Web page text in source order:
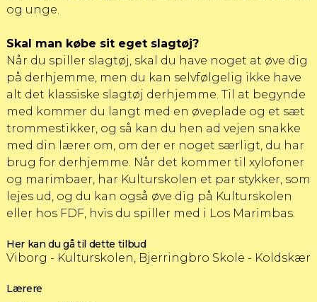
og unge.
Skal man købe sit eget slagtøj?
Når du spiller slagtøj, skal du have noget at øve dig
på derhjemme, men du kan selvfølgelig ikke have
alt det klassiske slagtøj derhjemme. Til at begynde
med kommer du langt med en øveplade og et sæt
trommestikker, og så kan du hen ad vejen snakke
med din lærer om, om der er noget særligt, du har
brug for derhjemme. Når det kommer til xylofoner
og marimbaer, har Kulturskolen et par stykker, som
lejes ud, og du kan også øve dig på Kulturskolen
eller hos FDF, hvis du spiller med i Los Marimbas.
Her kan du gå til dette tilbud
Viborg - Kulturskolen, Bjerringbro Skole - Koldskær
Lærere